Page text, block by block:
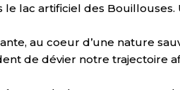
le lac artificiel des
au coeur d’une nature
de dévier notre trajectoire